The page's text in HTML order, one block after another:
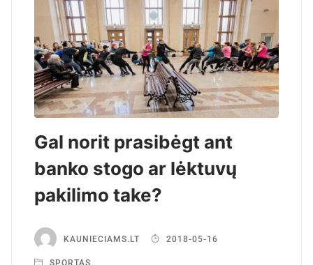
Gal norit prasibėgt ant
banko stogo ar lėktuvų
pakilimo take?
KAUNIECIAMS.LT 2018-05-16